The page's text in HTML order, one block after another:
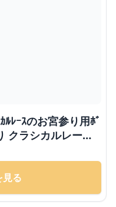
ﾙﾚｰｽのお宮参り用ﾎﾞ
クラシカルレース
ビードレス お宮
見る